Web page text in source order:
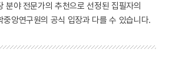
분야 전문가의 추천으로 선정된 집필자의
중앙연구원의 공식 입장과 다를 수 있습니다.